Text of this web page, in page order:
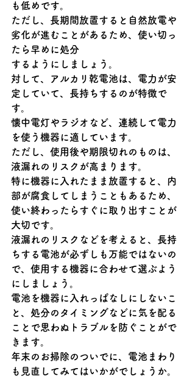
も低めです。
ただし、長期間放置すると自然放電や
劣化が進むことがあるため、使い切っ
たら早めに処分
するようにしましょう。
対して、アルカリ乾電池は、電力が安
定していて、長持ちするのが特徴で
す。
懐中電灯やラジオなど、連続して電力
を使う機器に適しています。
ただし、使用後や期限切れのものは、
液漏れのリスクが高まります。
特に機器に入れたまま放置すると、内
部が腐食してしまうこともあるため、
使い終わったらすぐに取り出すことが
大切です。
液漏れのリスクなどを考えると、長持
ちする電池が必ずしも万能ではないの
で、使用する機器に合わせて選ぶよう
にしましょう。
電池を機器に入れっぱなしにしないこ
と、処分のタイミングなどに気を配る
ことで思わぬトラブルを防ぐことがで
きます。
年末のお掃除のついでに、電池まわり
も見直してみてはいかがでしょうか。